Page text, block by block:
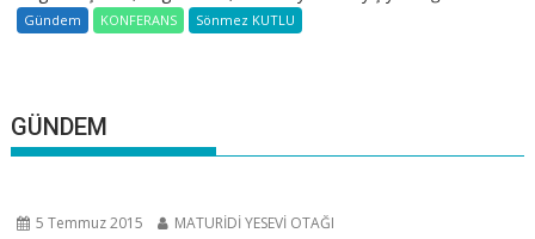
Gündem KONFERANS Sönmez KUTLU
GÜNDEM
5 Temmuz 2015 MATURİDİ YESEVİ OTAĞI